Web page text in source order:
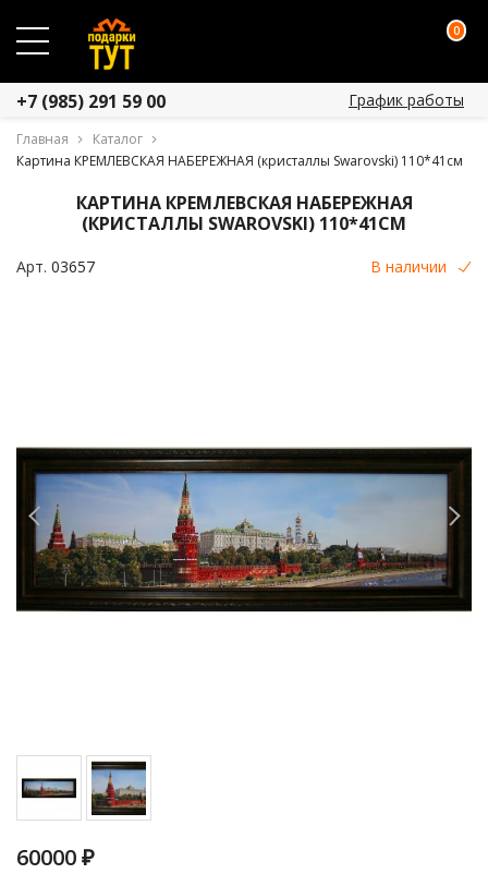
0
+7 (985) 291 59 00 График работы
Главная
Каталог
Картина КРЕМЛЕВСКАЯ НАБЕРЕЖНАЯ (кристаллы Swarovski) 110*41см
КАРТИНА КРЕМЛЕВСКАЯ НАБЕРЕЖНАЯ
(КРИСТАЛЛЫ SWAROVSKI) 110*41СМ
Арт. 03657 В наличии
60000 ₽